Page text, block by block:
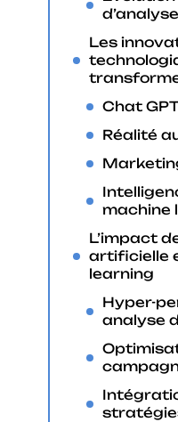
d’analyse
Les
Chat
Réalité
machine
L’impact
artificielle
learning
Hyper-
analyse